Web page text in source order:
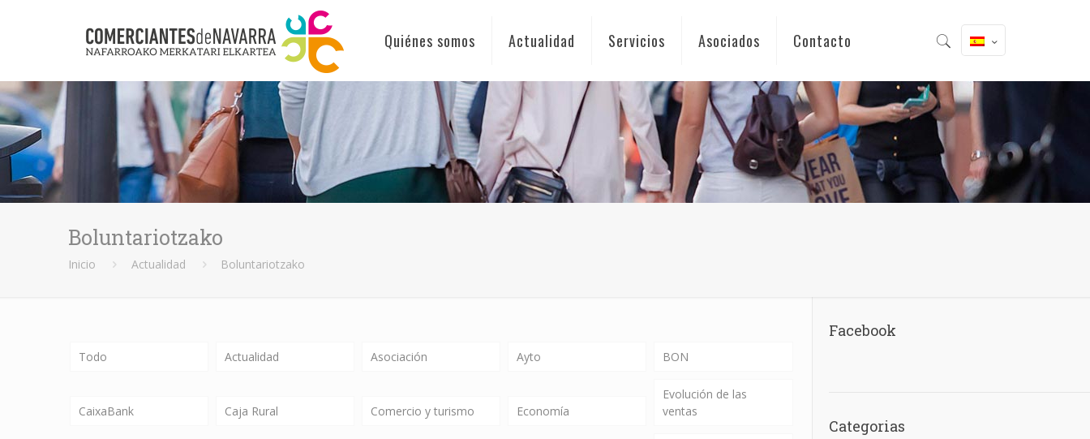
Quiénes somos Actualidad Servicios Asociados Contacto
Boluntariotzako
Inicio Actualidad Boluntariotzako
Todo Actualidad Asociación Ayto BON
CaixaBank Caja Rural Comercio y turismo Economía
Evolución de las
ventas
Facebook
Categorias